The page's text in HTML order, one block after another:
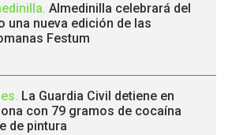
. Almedinilla celebrará del
una nueva edición de las
Festum
. La Guardia Civil detiene en
con 79 gramos de cocaína
de pintura